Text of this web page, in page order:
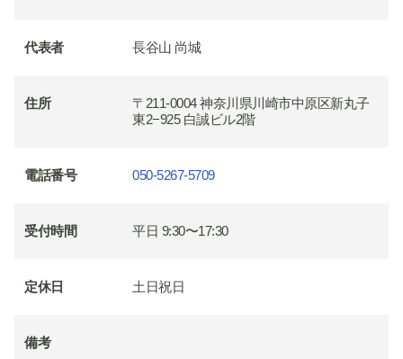
代表者 長谷山 尚城
住所
〒211-0004 神奈川県川崎市中原区新丸子
東2−925 白誠ビル2階
電話番号 050-5267-5709
受付時間 平日 9:30〜17:30
定休日 土日祝日
備考